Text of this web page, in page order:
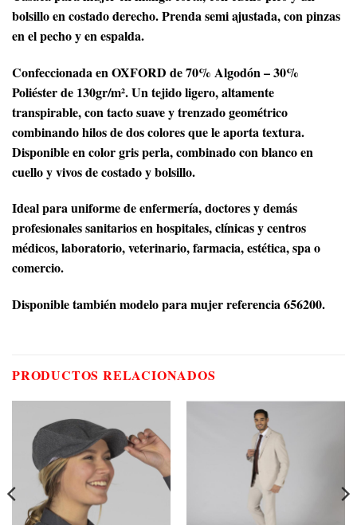
bolsillo en costado derecho. Prenda semi ajustada, con pinzas
en el pecho y en espalda.
Confeccionada en OXFORD de 70% Algodón – 30%
Poliéster de 130gr/m². Un tejido ligero, altamente
transpirable, con tacto suave y trenzado geométrico
combinando hilos de dos colores que le aporta textura.
Disponible en color gris perla, combinado con blanco en
cuello y vivos de costado y bolsillo.
Ideal para uniforme de enfermería, doctores y demás
profesionales sanitarios en hospitales, clínicas y centros
médicos, laboratorio, veterinario, farmacia, estética, spa o
comercio.
Disponible también modelo para mujer referencia 656200.
PRODUCTOS RELACIONADOS